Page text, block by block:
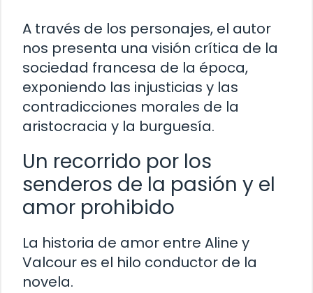
A través de los personajes, el autor
nos presenta una visión crítica de la
sociedad francesa de la época,
exponiendo las injusticias y las
contradicciones morales de la
aristocracia y la burguesía.
Un recorrido por los
senderos de la pasión y el
amor prohibido
La historia de amor entre Aline y
Valcour es el hilo conductor de la
novela.